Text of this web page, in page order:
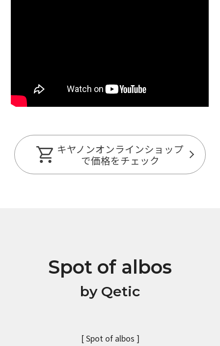
キヤノンオンラインショップ
で価格をチェック
Spot of albos
by Qetic
[ Spot of albos ]